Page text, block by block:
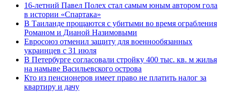
16-летний Павел Полех стал самым юным автором гола
в истории «Спартака»
В Таиланде прощаются с убитыми во время ограбления
Романом и Дианой Назимовыми
Евросоюз отменил защиту для военнообязанных
украинцев с 31 июля
В Петербурге согласовали стройку 400 тыс. кв. м жилья
на намыве Васильевского острова
Кто из пенсионеров имеет право не платить налог за
квартиру и дачу